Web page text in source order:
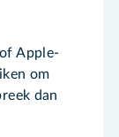
Apple-
om
dan